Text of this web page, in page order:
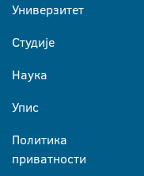
Универзитет
Студије
Наука
Упис
Политика
приватности